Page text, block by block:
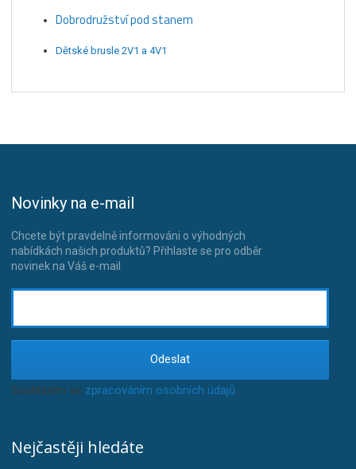
Dobrodružství pod stanem
Dětské brusle 2V1 a 4V1
Novinky na e-mail
Chcete být pravdelně informováni o výhodných
nabídkách našich produktů? Přihlaste se pro odběr
novinek na Váš e-mail
Odeslat
Souhlasím se zpracováním osobních údajů.
Nejčastěji hledáte